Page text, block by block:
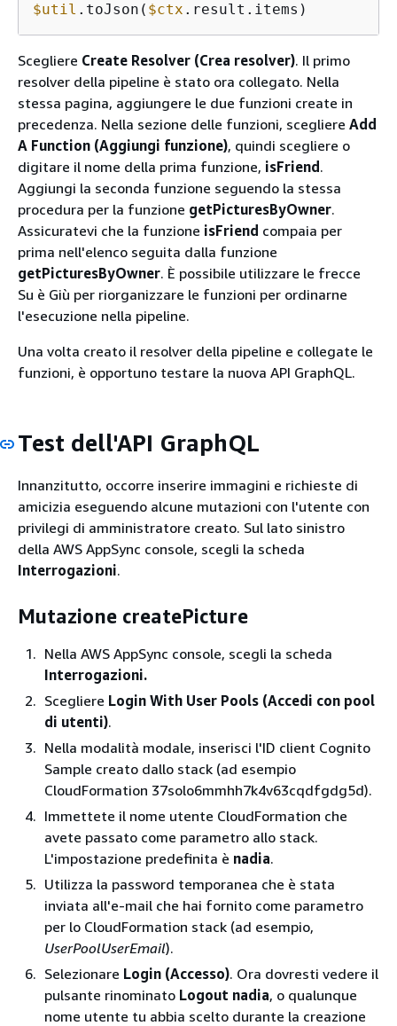
$util .toJson( $ctx .result.items)
Scegliere Create Resolver (Crea resolver). Il primo
resolver della pipeline è stato ora collegato. Nella
stessa pagina, aggiungere le due funzioni create in
precedenza. Nella sezione delle funzioni, scegliere Add
A Function (Aggiungi funzione), quindi scegliere o
digitare il nome della prima funzione, isFriend .
Aggiungi la seconda funzione seguendo la stessa
procedura per la funzione getPicturesByOwner.
Assicuratevi che la funzione isFriend compaia per
prima nell'elenco seguita dalla funzione
getPicturesByOwner. È possibile utilizzare le frecce
Su è Giù per riorganizzare le funzioni per ordinarne
l'esecuzione nella pipeline.
Una volta creato il resolver della pipeline e collegate le
funzioni, è opportuno testare la nuova API GraphQL.
Test dell'API GraphQL
Innanzitutto, occorre inserire immagini e richieste di
amicizia eseguendo alcune mutazioni con l'utente con
privilegi di amministratore creato. Sul lato sinistro
della AWS AppSync console, scegli la scheda
Interrogazioni.
Mutazione createPicture
Nella AWS AppSync console, scegli la scheda
Interrogazioni.
Scegliere Login With User Pools (Accedi con pool
di utenti).
Nella modalità modale, inserisci l'ID client Cognito
Sample creato dallo stack (ad esempio
CloudFormation 37solo6mmhh7k4v63cqdfgdg5d).
Immettete il nome utente CloudFormation che
avete passato come parametro allo stack.
L'impostazione predefinita è nadia.
Utilizza la password temporanea che è stata
inviata all'e-mail che hai fornito come parametro
per lo CloudFormation stack (ad esempio,
UserPoolUserEmail).
Selezionare Login (Accesso). Ora dovresti vedere il
pulsante rinominato Logout nadia, o qualunque
nome utente tu abbia scelto durante la creazione